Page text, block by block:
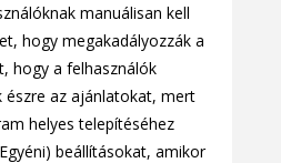
manuálisan kell
hogy megakadályozzák a
hogy a felhasználók
észre az ajánlatokat, mert
helyes telepítéséhez
beállításokat, amikor